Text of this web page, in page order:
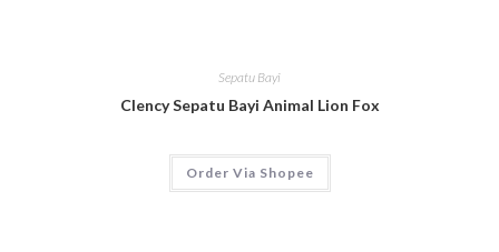
Sepatu Bayi
Clency Sepatu Bayi Animal Lion Fox
Order Via Shopee